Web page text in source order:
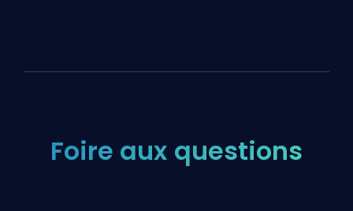
Foire aux questions